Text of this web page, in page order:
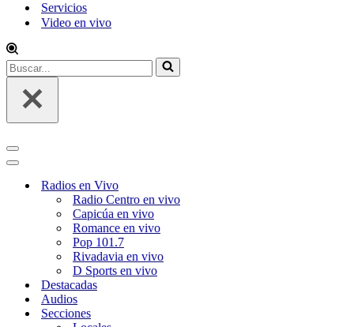
Servicios
Video en vivo
Buscar...
Menú
de
Menú
navegaciónRadios en Vivo
Radio Centro en vivo
Capicúa en vivo
Romance en vivo
Pop 101.7
Rivadavia en vivo
D Sports en vivo
Destacadas
Audios
Secciones